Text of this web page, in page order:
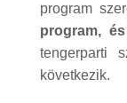
program
program,
tengerparti
következik.